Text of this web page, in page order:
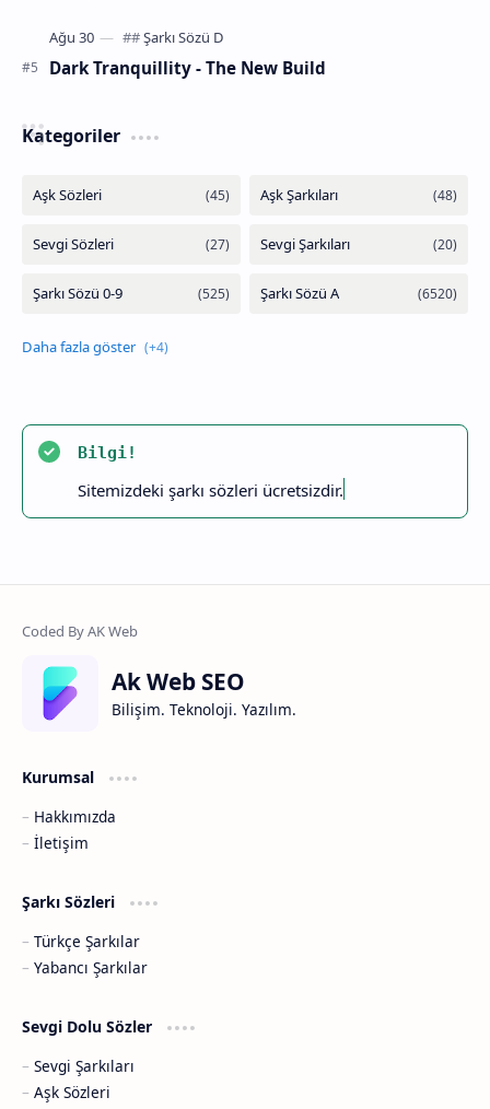
Dark Tranquillity - The New Build
Kategoriler
Bilgi!
Sitemizdeki şarkı sözleri ücretsizdir.
Ak Web SEO
Bilişim. Teknoloji. Yazılım.
Kurumsal
Hakkımızda
İletişim
Şarkı Sözleri
Türkçe Şarkılar
Yabancı Şarkılar
Sevgi Dolu Sözler
Sevgi Şarkıları
Aşk Sözleri